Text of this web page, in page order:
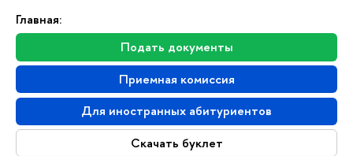
Главная:
Подать документы
Приемная комиссия
Для иностранных абитуриентов
Скачать буклет